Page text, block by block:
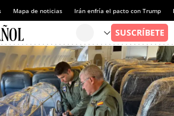
Mapa de noticias Irán enfría el pacto con Trump